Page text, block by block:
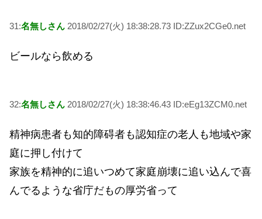
31:名無しさん 2018/02/27(火) 18:38:28.73 ID:ZZux2CGe0.net
ビールなら飲める
32:名無しさん 2018/02/27(火) 18:38:46.43 ID:eEg13ZCM0.net
精神病患者も知的障碍者も認知症の老人も地域や家
庭に押し付けて
家族を精神的に追いつめて家庭崩壊に追い込んで喜
んでるような省庁だもの厚労省って